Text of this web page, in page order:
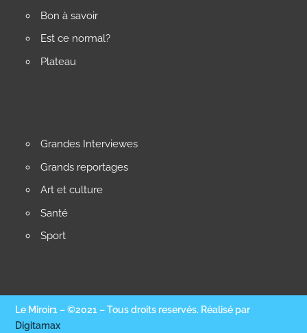
Bon à savoir
Est ce normal?
Plateau
Grandes Interviewes
Grands reportages
Art et culture
Santé
Sport
Le Miroir1 – ©2021 – Tous droits reservés. Réalisé par
Digitamax